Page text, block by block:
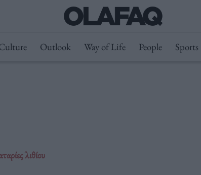
Outlook Way of Life People Sports
λιθίου